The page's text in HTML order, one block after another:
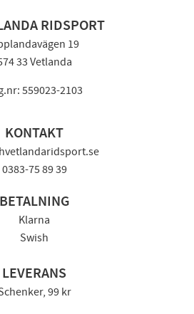
RIDSPORT
19
33 Vetlanda
559023-2103
KONTAKT
0383-75 89 39
BETALNING
Klarna
Swish
LEVERANS
99 kr